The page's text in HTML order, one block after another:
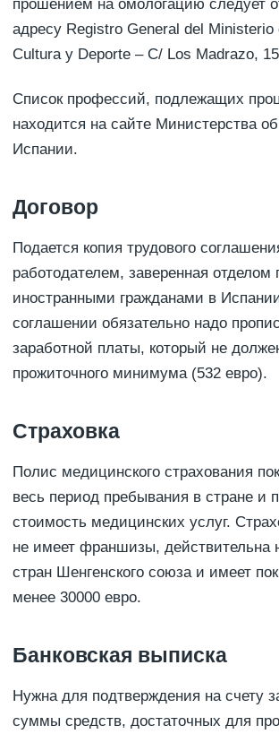
прошением на омологацию следует
адресу Registro General del Ministerio
Cultura y Deporte – C/ Los Madrazo,
Список профессий, подлежащих
находится на сайте Министерства
Испании.
Договор
Подается копия трудового
работодателем, заверенная отделом
иностранными гражданами в
соглашении обязательно надо
заработной платы, который не
прожиточного минимума (532 евро).
Страховка
Полис медицинского страхования
весь период пребывания в стране и
стоимость медицинских услуг.
не имеет франшизы, действительна
стран Шенгенского союза и имеет
менее 30000 евро.
Банковская выписка
Нужна для подтверждения на счету
суммы средств, достаточных для